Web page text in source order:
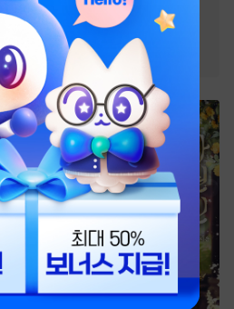
소설원작 #사파 #정파
#성장물 # #우정
복수물